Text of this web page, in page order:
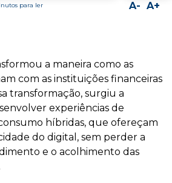
para ler A+
A-
a maneira como as
com as instituições financeiras
transformação, surgiu a
experiências de
híbridas, que ofereçam
do digital, sem perder a
e o acolhimento das